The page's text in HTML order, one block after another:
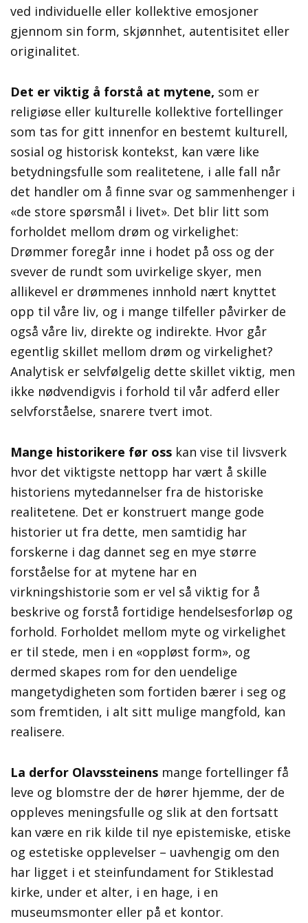
ved individuelle eller kollektive emosjoner
gjennom sin form, skjønnhet, autentisitet eller
originalitet.
Det er viktig å forstå at mytene, som er
religiøse eller kulturelle kollektive fortellinger
som tas for gitt innenfor en bestemt kulturell,
sosial og historisk kontekst, kan være like
betydningsfulle som realitetene, i alle fall når
det handler om å finne svar og sammenhenger i
«de store spørsmål i livet». Det blir litt som
forholdet mellom drøm og virkelighet:
Drømmer foregår inne i hodet på oss og der
svever de rundt som uvirkelige skyer, men
allikevel er drømmenes innhold nært knyttet
opp til våre liv, og i mange tilfeller påvirker de
også våre liv, direkte og indirekte. Hvor går
egentlig skillet mellom drøm og virkelighet?
Analytisk er selvfølgelig dette skillet viktig, men
ikke nødvendigvis i forhold til vår adferd eller
selvforståelse, snarere tvert imot.
Mange historikere før oss kan vise til livsverk
hvor det viktigste nettopp har vært å skille
historiens mytedannelser fra de historiske
realitetene. Det er konstruert mange gode
historier ut fra dette, men samtidig har
forskerne i dag dannet seg en mye større
forståelse for at mytene har en
virkningshistorie som er vel så viktig for å
beskrive og forstå fortidige hendelsesforløp og
forhold. Forholdet mellom myte og virkelighet
er til stede, men i en «oppløst form», og
dermed skapes rom for den uendelige
mangetydigheten som fortiden bærer i seg og
som fremtiden, i alt sitt mulige mangfold, kan
realisere.
La derfor Olavssteinens mange fortellinger få
leve og blomstre der de hører hjemme, der de
oppleves meningsfulle og slik at den fortsatt
kan være en rik kilde til nye epistemiske, etiske
og estetiske opplevelser – uavhengig om den
har ligget i et steinfundament for Stiklestad
kirke, under et alter, i en hage, i en
museumsmonter eller på et kontor.